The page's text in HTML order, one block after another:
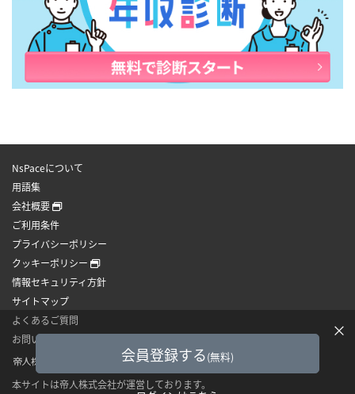
×
会員登録する(無料)
NsPaceについて
用語集
会社概要
ご利用条件
プライバシーポリシー
クッキーポリシー
情報セキュリティ方針
サイトマップ
よくあるご質問
お問い合わせ
本サイトは帝人株式会社が運営しております。